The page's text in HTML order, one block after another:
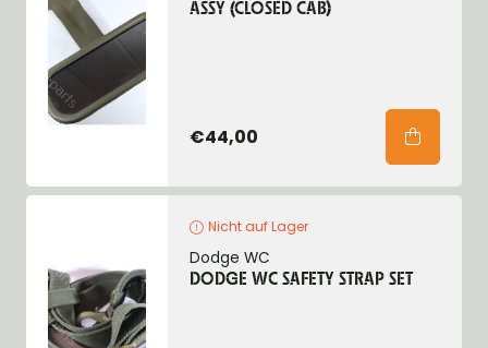
ASSY (CLOSED CAB)
€44,00
Nicht auf Lager
Dodge WC
DODGE WC SAFETY STRAP SET